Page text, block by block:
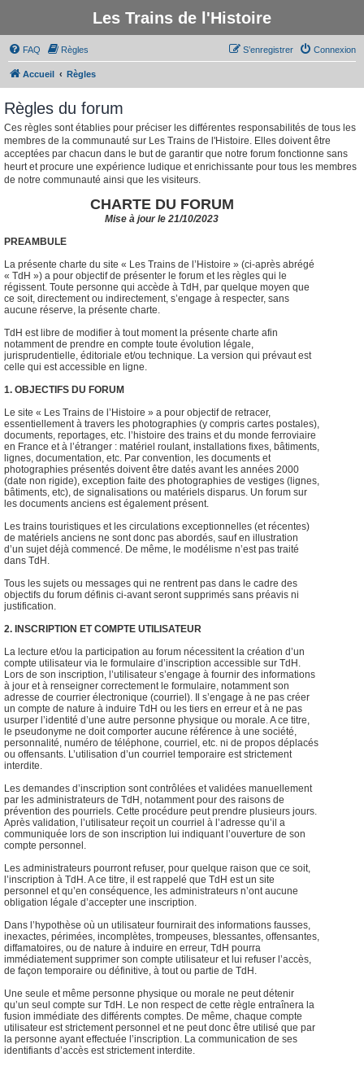
Les Trains de l'Histoire
FAQ Règles Connexion
S’enregistrer
Accueil Règles
Règles du forum
Ces règles sont établies pour préciser les différentes responsabilités de tous les
membres de la communauté sur Les Trains de l'Histoire. Elles doivent être
acceptées par chacun dans le but de garantir que notre forum fonctionne sans
heurt et procure une expérience ludique et enrichissante pour tous les membres
de notre communauté ainsi que les visiteurs.
CHARTE DU FORUM
Mise à jour le 21/10/2023
PREAMBULE
La présente charte du site « Les Trains de l’Histoire » (ci-après abrégé
« TdH ») a pour objectif de présenter le forum et les règles qui le
régissent. Toute personne qui accède à TdH, par quelque moyen que
ce soit, directement ou indirectement, s’engage à respecter, sans
aucune réserve, la présente charte.
TdH est libre de modifier à tout moment la présente charte afin
notamment de prendre en compte toute évolution légale,
jurisprudentielle, éditoriale et/ou technique. La version qui prévaut est
celle qui est accessible en ligne.
1. OBJECTIFS DU FORUM
Le site « Les Trains de l’Histoire » a pour objectif de retracer,
essentiellement à travers les photographies (y compris cartes postales),
documents, reportages, etc. l’histoire des trains et du monde ferroviaire
en France et à l’étranger : matériel roulant, installations fixes, bâtiments,
lignes, documentation, etc. Par convention, les documents et
photographies présentés doivent être datés avant les années 2000
(date non rigide), exception faite des photographies de vestiges (lignes,
bâtiments, etc), de signalisations ou matériels disparus. Un forum sur
les documents anciens est également présent.
Les trains touristiques et les circulations exceptionnelles (et récentes)
de matériels anciens ne sont donc pas abordés, sauf en illustration
d’un sujet déjà commencé. De même, le modélisme n’est pas traité
dans TdH.
Tous les sujets ou messages qui ne rentrent pas dans le cadre des
objectifs du forum définis ci-avant seront supprimés sans préavis ni
justification.
2. INSCRIPTION ET COMPTE UTILISATEUR
La lecture et/ou la participation au forum nécessitent la création d’un
compte utilisateur via le formulaire d’inscription accessible sur TdH.
Lors de son inscription, l’utilisateur s’engage à fournir des informations
à jour et à renseigner correctement le formulaire, notamment son
adresse de courrier électronique (courriel). Il s’engage à ne pas créer
un compte de nature à induire TdH ou les tiers en erreur et à ne pas
usurper l’identité d’une autre personne physique ou morale. A ce titre,
le pseudonyme ne doit comporter aucune référence à une société,
personnalité, numéro de téléphone, courriel, etc. ni de propos déplacés
ou offensants. L’utilisation d’un courriel temporaire est strictement
interdite.
Les demandes d’inscription sont contrôlées et validées manuellement
par les administrateurs de TdH, notamment pour des raisons de
prévention des pourriels. Cette procédure peut prendre plusieurs jours.
Après validation, l’utilisateur reçoit un courriel à l’adresse qu’il a
communiquée lors de son inscription lui indiquant l’ouverture de son
compte personnel.
Les administrateurs pourront refuser, pour quelque raison que ce soit,
l’inscription à TdH. A ce titre, il est rappelé que TdH est un site
personnel et qu’en conséquence, les administrateurs n’ont aucune
obligation légale d’accepter une inscription.
Dans l’hypothèse où un utilisateur fournirait des informations fausses,
inexactes, périmées, incomplètes, trompeuses, blessantes, offensantes,
diffamatoires, ou de nature à induire en erreur, TdH pourra
immédiatement supprimer son compte utilisateur et lui refuser l’accès,
de façon temporaire ou définitive, à tout ou partie de TdH.
Une seule et même personne physique ou morale ne peut détenir
qu’un seul compte sur TdH. Le non respect de cette règle entraînera la
fusion immédiate des différents comptes. De même, chaque compte
utilisateur est strictement personnel et ne peut donc être utilisé que par
la personne ayant effectuée l’inscription. La communication de ses
identifiants d’accès est strictement interdite.